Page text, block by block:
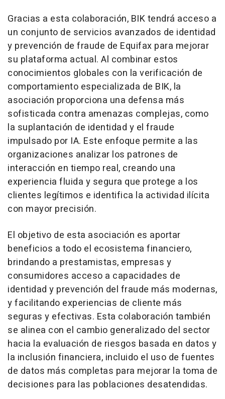
Gracias a esta colaboración, BIK tendrá acceso a
un conjunto de servicios avanzados de identidad
y prevención de fraude de Equifax para mejorar
su plataforma actual. Al combinar estos
conocimientos globales con la verificación de
comportamiento especializada de BIK, la
asociación proporciona una defensa más
sofisticada contra amenazas complejas, como
la suplantación de identidad y el fraude
impulsado por IA. Este enfoque permite a las
organizaciones analizar los patrones de
interacción en tiempo real, creando una
experiencia fluida y segura que protege a los
clientes legítimos e identifica la actividad ilícita
con mayor precisión.
El objetivo de esta asociación es aportar
beneficios a todo el ecosistema financiero,
brindando a prestamistas, empresas y
consumidores acceso a capacidades de
identidad y prevención del fraude más modernas,
y facilitando experiencias de cliente más
seguras y efectivas. Esta colaboración también
se alinea con el cambio generalizado del sector
hacia la evaluación de riesgos basada en datos y
la inclusión financiera, incluido el uso de fuentes
de datos más completas para mejorar la toma de
decisiones para las poblaciones desatendidas.